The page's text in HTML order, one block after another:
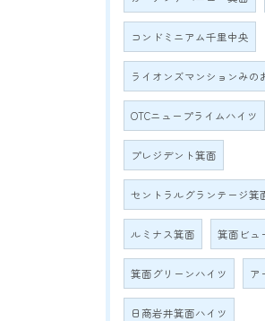
コンドミニアム千里中央
ライオンズマンションみの
OTCニュープライムハイツ
プレジデント箕面
セントラルグランテージ箕
ルミナス箕面 箕面ビュ
箕面グリーンハイツ ア
日商岩井箕面ハイツ